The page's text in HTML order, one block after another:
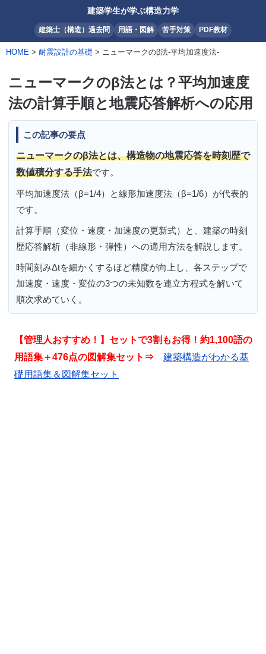
建築学生が学ぶ構造力学
建築士（構造）過去問 用語・図解 苦手対策 PDF教材
HOME > 耐震設計の基礎 > ニューマークのβ法-平均加速度法-
ニューマークのβ法とは？平均加速度
法の計算手順と地震応答解析への応用
この記事の要点
ニューマークのβ法とは、構造物の地震応答を時刻歴で
数値積分する手法です。
平均加速度法（β=1/4）と線形加速度法（β=1/6）が代表的
です。
計算手順（変位・速度・加速度の更新式）と、建築の時刻
歴応答解析（非線形・弾性）への適用方法を解説します。
時間刻みΔtを細かくするほど精度が向上し、各ステップで
加速度・速度・変位の3つの未知数を連立方程式を解いて
順次求めていく。
【管理人おすすめ！】セットで3割もお得！約1,100語の
用語集＋476点の図解集セット⇒ 建築構造がわかる基
礎用語集＆図解集セット